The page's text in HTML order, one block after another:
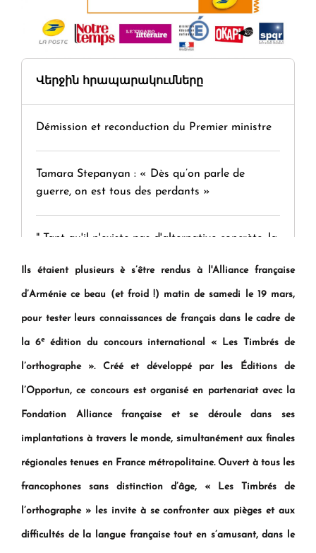
Վերջին հրապարակումները
Démission et reconduction du Premier ministre
Tamara Stepanyan : « Dès qu’on parle de
guerre, on est tous des perdants »
" Tant qu'il n'existe pas d'alternative concrète, la
KASA : 30 ans d'audace, de résilience et d'avenir
en Arménie
Le premier hôtel Hyatt Regency d'Arménie
ouvrira ses portes à Dilijan
Ils étaient plusieurs è s’être rendus à l'Alliance française
d’Arménie ce beau (et froid !) matin de samedi le 19 mars,
pour tester leurs connaissances de français dans le cadre de
la 6eédition du concours international « Les Timbrés de
l’orthographe ». Créé et développé par les Éditions de
l’Opportun, ce concours est organisé en partenariat avec la
Fondation Alliance française et se déroule dans ses
implantations à travers le monde, simultanément aux finales
régionales tenues en France métropolitaine. Ouvert à tous les
francophones sans distinction d’âge, « Les Timbrés de
l’orthographe » les invite à se confronter aux pièges et aux
difficultés de la langue française tout en s’amusant, dans le